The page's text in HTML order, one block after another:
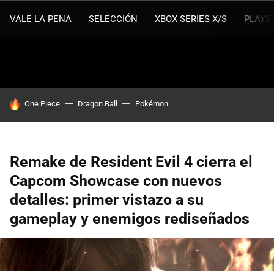
VALE LA PENA SELECCIÓN XBOX SERIES X/S
HOY SE HABLA DE
One Piece Dragon Ball Pokémon
Remake de Resident Evil 4 cierra el
Capcom Showcase con nuevos
detalles: primer vistazo a su
gameplay y enemigos rediseñados